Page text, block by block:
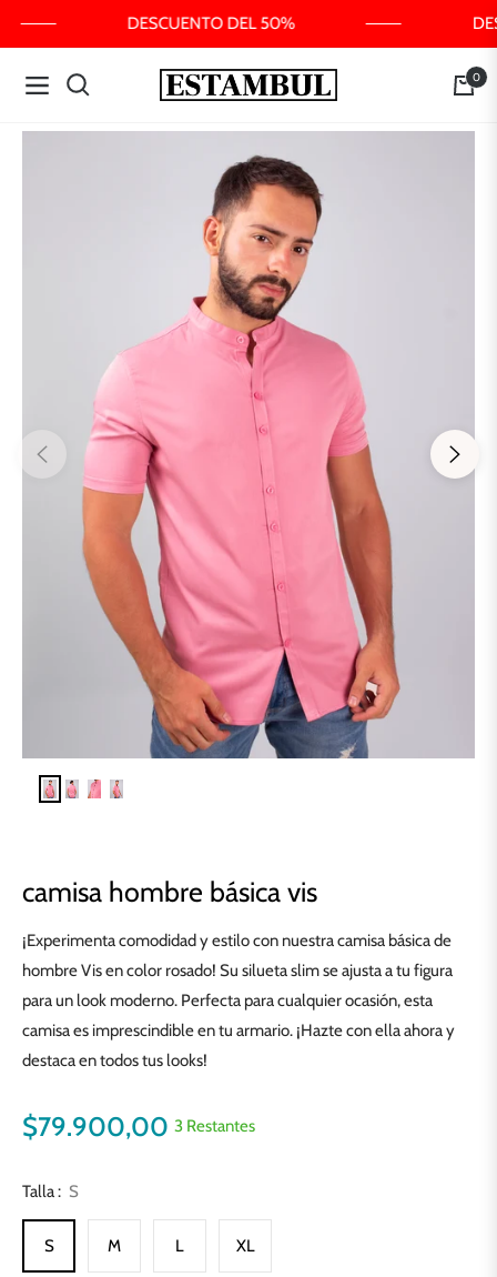
DESCUENTO DEL 50%
Navigation Carrito
0
camisa hombre básica vis
¡Experimenta comodidad y estilo con nuestra camisa básica de
hombre Vis en color rosado! Su silueta slim se ajusta a tu figura
para un look moderno. Perfecta para cualquier ocasión, esta
camisa es imprescindible en tu armario. ¡Hazte con ella ahora y
destaca en todos tus looks!
Precio
$79.900,00 3 Restantes
Talla : S
S M L XL